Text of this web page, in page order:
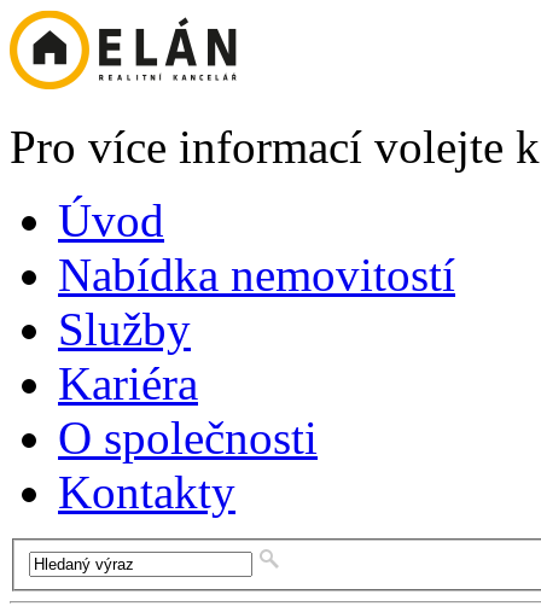
Pro více informací volejte
Úvod
Nabídka nemovitostí
Služby
Kariéra
O společnosti
Kontakty